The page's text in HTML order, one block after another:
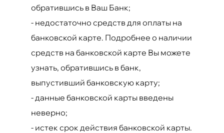
обратившись в Ваш Банк;
- недостаточно средств для оплаты на
банковской карте. Подробнее о наличии
средств на банковской карте Вы можете
узнать, обратившись в банк,
выпустивший банковскую карту;
- данные банковской карты введены
неверно;
- истек срок действия банковской карты.